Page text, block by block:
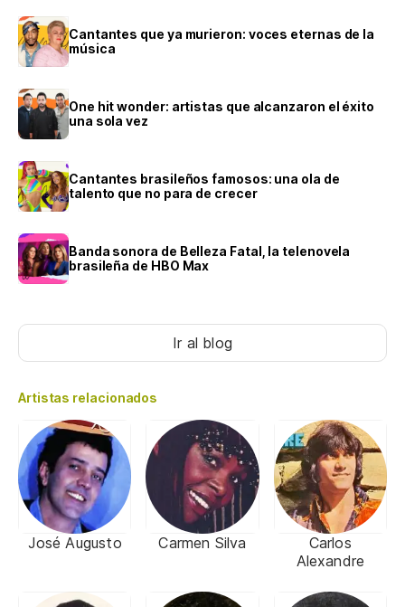
Cantantes que ya murieron: voces eternas de la
música
One hit wonder: artistas que alcanzaron el éxito
una sola vez
Cantantes brasileños famosos: una ola de
talento que no para de crecer
Banda sonora de Belleza Fatal, la telenovela
brasileña de HBO Max
Ir al blog
Artistas relacionados
José Augusto Carmen Silva
Carlos
Alexandre